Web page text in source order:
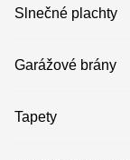
Slnečné plachty
Garážové brány
Tapety